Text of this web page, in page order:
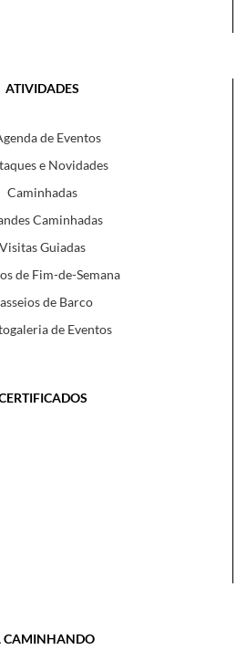
ATIVIDADES
de Eventos
e Novidades
Caminhadas
Caminhadas
Visitas Guiadas
de Fim-de-Semana
de Barco
de Eventos
CAMINHANDO